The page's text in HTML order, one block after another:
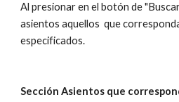
Al presionar en el botón de
asientos aquellos  que
especificados.
Sección Asientos que